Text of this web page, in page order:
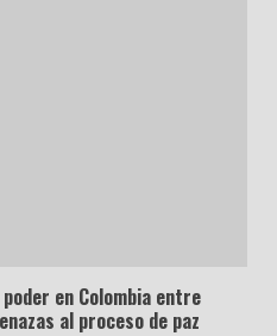
en Colombia entre
al proceso de paz